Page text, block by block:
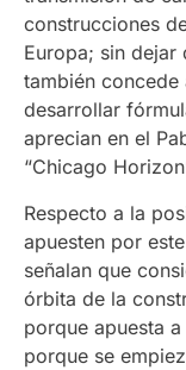
construcciones
Europa; sin dejar
también
desarrollar
aprecian en el
“Chicago
Respecto a la
apuesten por
señalan que
órbita de la
porque apuesta
porque se